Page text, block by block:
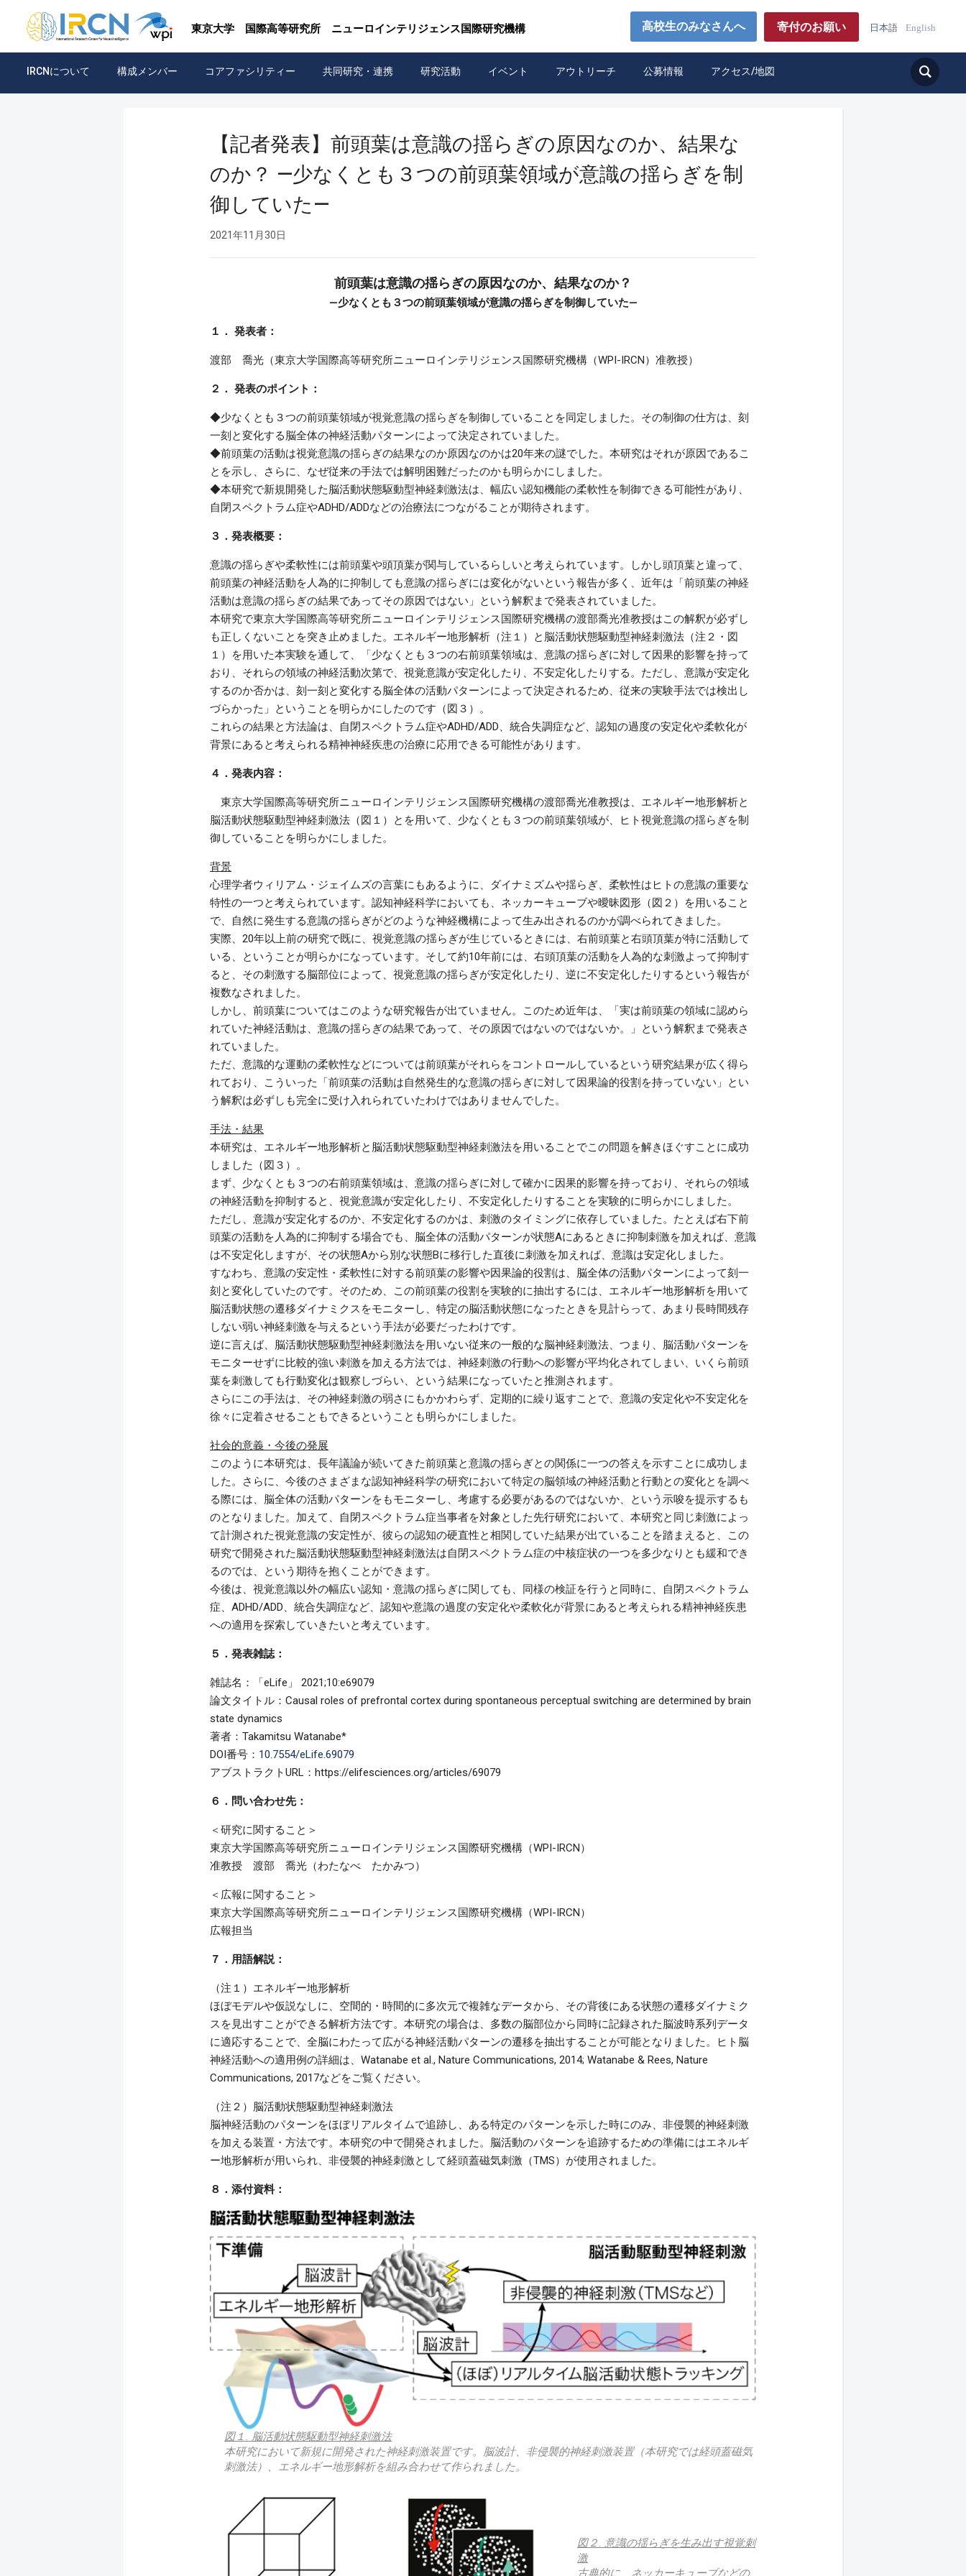
東京大学 国際高等研究所 ニューロインテリジェンス国際研究機構 高校生のみなさんへ 寄付のお願い 日本語 English
IRCNについて 構成メンバー コアファシリティー 共同研究・連携 研究活動 イベント アウトリーチ 公募情報 アクセス/地図
【記者発表】前頭葉は意識の揺らぎの原因なのか、結果な
のか？ —少なくとも３つの前頭葉領域が意識の揺らぎを制
御していた—
2021年11月30日
前頭葉は意識の揺らぎの原因なのか、結果なのか？
—少なくとも３つの前頭葉領域が意識の揺らぎを制御していた—
１． 発表者：
渡部 喬光（東京大学国際高等研究所ニューロインテリジェンス国際研究機構（WPI-IRCN）准教授）
２． 発表のポイント：
◆少なくとも３つの前頭葉領域が視覚意識の揺らぎを制御していることを同定しました。その制御の仕方は、刻
一刻と変化する脳全体の神経活動パターンによって決定されていました。
◆前頭葉の活動は視覚意識の揺らぎの結果なのか原因なのかは20年来の謎でした。本研究はそれが原因であるこ
とを示し、さらに、なぜ従来の手法では解明困難だったのかも明らかにしました。
◆本研究で新規開発した脳活動状態駆動型神経刺激法は、幅広い認知機能の柔軟性を制御できる可能性があり、
自閉スペクトラム症やADHD/ADDなどの治療法につながることが期待されます。
３．発表概要：
意識の揺らぎや柔軟性には前頭葉や頭頂葉が関与しているらしいと考えられています。しかし頭頂葉と違って、
前頭葉の神経活動を人為的に抑制しても意識の揺らぎには変化がないという報告が多く、近年は「前頭葉の神経
活動は意識の揺らぎの結果であってその原因ではない」という解釈まで発表されていました。
本研究で東京大学国際高等研究所ニューロインテリジェンス国際研究機構の渡部喬光准教授はこの解釈が必ずし
も正しくないことを突き止めました。エネルギー地形解析（注１）と脳活動状態駆動型神経刺激法（注２・図
１）を用いた本実験を通して、「少なくとも３つの右前頭葉領域は、意識の揺らぎに対して因果的影響を持って
おり、それらの領域の神経活動次第で、視覚意識が安定化したり、不安定化したりする。ただし、意識が安定化
するのか否かは、刻一刻と変化する脳全体の活動パターンによって決定されるため、従来の実験手法では検出し
づらかった」ということを明らかにしたのです（図３）。
これらの結果と方法論は、自閉スペクトラム症やADHD/ADD、統合失調症など、認知の過度の安定化や柔軟化が
背景にあると考えられる精神神経疾患の治療に応用できる可能性があります。
４．発表内容：
東京大学国際高等研究所ニューロインテリジェンス国際研究機構の渡部喬光准教授は、エネルギー地形解析と
脳活動状態駆動型神経刺激法（図１）とを用いて、少なくとも３つの前頭葉領域が、ヒト視覚意識の揺らぎを制
御していることを明らかにしました。
背景
心理学者ウィリアム・ジェイムズの言葉にもあるように、ダイナミズムや揺らぎ、柔軟性はヒトの意識の重要な
特性の一つと考えられています。認知神経科学においても、ネッカーキューブや曖昧図形（図２）を用いること
で、自然に発生する意識の揺らぎがどのような神経機構によって生み出されるのかが調べられてきました。
実際、20年以上前の研究で既に、視覚意識の揺らぎが生じているときには、右前頭葉と右頭頂葉が特に活動して
いる、ということが明らかになっています。そして約10年前には、右頭頂葉の活動を人為的な刺激よって抑制す
ると、その刺激する脳部位によって、視覚意識の揺らぎが安定化したり、逆に不安定化したりするという報告が
複数なされました。
しかし、前頭葉についてはこのような研究報告が出ていません。このため近年は、「実は前頭葉の領域に認めら
れていた神経活動は、意識の揺らぎの結果であって、その原因ではないのではないか。」という解釈まで発表さ
れていました。
ただ、意識的な運動の柔軟性などについては前頭葉がそれらをコントロールしているという研究結果が広く得ら
れており、こういった「前頭葉の活動は自然発生的な意識の揺らぎに対して因果論的役割を持っていない」とい
う解釈は必ずしも完全に受け入れられていたわけではありませんでした。
手法・結果
本研究は、エネルギー地形解析と脳活動状態駆動型神経刺激法を用いることでこの問題を解きほぐすことに成功
しました（図３）。
まず、少なくとも３つの右前頭葉領域は、意識の揺らぎに対して確かに因果的影響を持っており、それらの領域
の神経活動を抑制すると、視覚意識が安定化したり、不安定化したりすることを実験的に明らかにしました。
ただし、意識が安定化するのか、不安定化するのかは、刺激のタイミングに依存していました。たとえば右下前
頭葉の活動を人為的に抑制する場合でも、脳全体の活動パターンが状態Aにあるときに抑制刺激を加えれば、意識
は不安定化しますが、その状態Aから別な状態Bに移行した直後に刺激を加えれば、意識は安定化しました。
すなわち、意識の安定性・柔軟性に対する前頭葉の影響や因果論的役割は、脳全体の活動パターンによって刻一
刻と変化していたのです。そのため、この前頭葉の役割を実験的に抽出するには、エネルギー地形解析を用いて
脳活動状態の遷移ダイナミクスをモニターし、特定の脳活動状態になったときを見計らって、あまり長時間残存
しない弱い神経刺激を与えるという手法が必要だったわけです。
逆に言えば、脳活動状態駆動型神経刺激法を用いない従来の一般的な脳神経刺激法、つまり、脳活動パターンを
モニターせずに比較的強い刺激を加える方法では、神経刺激の行動への影響が平均化されてしまい、いくら前頭
葉を刺激しても行動変化は観察しづらい、という結果になっていたと推測されます。
さらにこの手法は、その神経刺激の弱さにもかかわらず、定期的に繰り返すことで、意識の安定化や不安定化を
徐々に定着させることもできるということも明らかにしました。
社会的意義・今後の発展
このように本研究は、長年議論が続いてきた前頭葉と意識の揺らぎとの関係に一つの答えを示すことに成功しま
した。さらに、今後のさまざまな認知神経科学の研究において特定の脳領域の神経活動と行動との変化とを調べ
る際には、脳全体の活動パターンをもモニターし、考慮する必要があるのではないか、という示唆を提示するも
のとなりました。加えて、自閉スペクトラム症当事者を対象とした先行研究において、本研究と同じ刺激によっ
て計測された視覚意識の安定性が、彼らの認知の硬直性と相関していた結果が出ていることを踏まえると、この
研究で開発された脳活動状態駆動型神経刺激法は自閉スペクトラム症の中核症状の一つを多少なりとも緩和でき
るのでは、という期待を抱くことができます。
今後は、視覚意識以外の幅広い認知・意識の揺らぎに関しても、同様の検証を行うと同時に、自閉スペクトラム
症、ADHD/ADD、統合失調症など、認知や意識の過度の安定化や柔軟化が背景にあると考えられる精神神経疾患
への適用を探索していきたいと考えています。
５．発表雑誌：
雑誌名：「eLife」 2021;10:e69079
論文タイトル：Causal roles of prefrontal cortex during spontaneous perceptual switching are determined by brain
state dynamics
著者：Takamitsu Watanabe*
DOI番号： 10.7554/eLife.69079
アブストラクトURL：https://elifesciences.org/articles/69079
６．問い合わせ先：
＜研究に関すること＞
東京大学国際高等研究所ニューロインテリジェンス国際研究機構（WPI-IRCN）
准教授 渡部 喬光（わたなべ たかみつ）
＜広報に関すること＞
東京大学国際高等研究所ニューロインテリジェンス国際研究機構（WPI-IRCN）
広報担当
７．用語解説：
（注１）エネルギー地形解析
ほぼモデルや仮説なしに、空間的・時間的に多次元で複雑なデータから、その背後にある状態の遷移ダイナミク
スを見出すことができる解析方法です。本研究の場合は、多数の脳部位から同時に記録された脳波時系列データ
に適応することで、全脳にわたって広がる神経活動パターンの遷移を抽出することが可能となりました。ヒト脳
神経活動への適用例の詳細は、Watanabe et al., Nature Communications, 2014; Watanabe & Rees, Nature
Communications, 2017などをご覧ください。
（注２）脳活動状態駆動型神経刺激法
脳神経活動のパターンをほぼリアルタイムで追跡し、ある特定のパターンを示した時にのみ、非侵襲的神経刺激
を加える装置・方法です。本研究の中で開発されました。脳活動のパターンを追跡するための準備にはエネルギ
ー地形解析が用いられ、非侵襲的神経刺激として経頭蓋磁気刺激（TMS）が使用されました。
８．添付資料：
図１. 脳活動状態駆動型神経刺激法
本研究において新規に開発された神経刺激装置です。脳波計、非侵襲的神経刺激装置（本研究では経頭蓋磁気
刺激法）、エネルギー地形解析を組み合わせて作られました。
図２. 意識の揺らぎを生み出す視覚刺
激
古典的に、ネッカーキューブなどの